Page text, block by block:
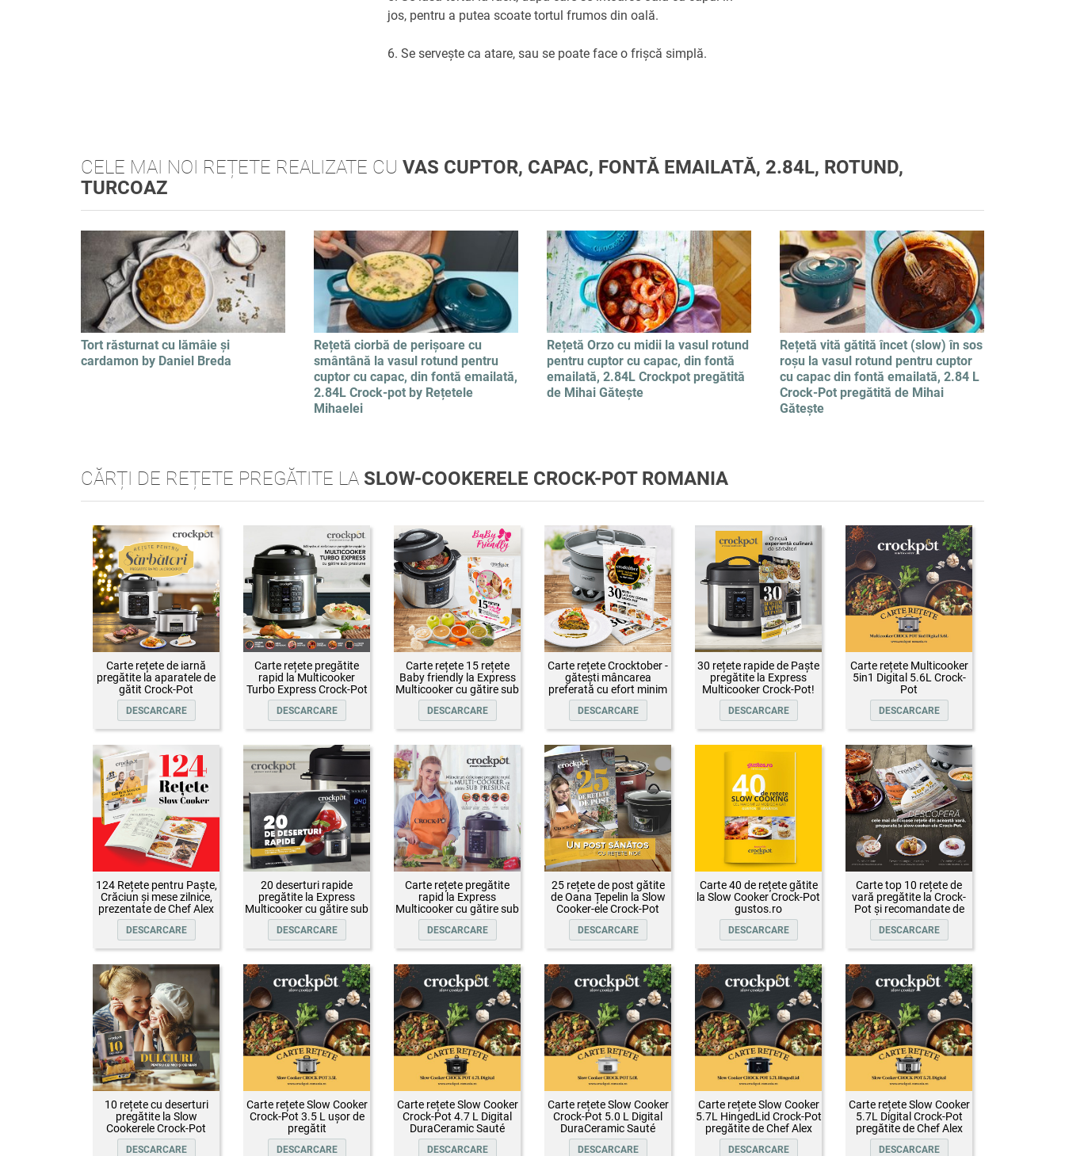
jos, pentru a putea scoate tortul frumos din oală.
6. Se servește ca atare, sau se poate face o frișcă simplă.
CELE MAI NOI REȚETE REALIZATE CU VAS CUPTOR, CAPAC, FONTĂ EMAILATĂ, 2.84L, ROTUND,
TURCOAZ
Tort răsturnat cu lămâie și
cardamon by Daniel Breda
Rețetă ciorbă de perișoare cu
smântână la vasul rotund pentru
cuptor cu capac, din fontă emailată,
2.84L Crock-pot by Rețetele
Mihaelei
Rețetă Orzo cu midii la vasul rotund
pentru cuptor cu capac, din fontă
emailată, 2.84L Crockpot pregătită
de Mihai Gătește
Rețetă vită gătită încet (slow) în sos
roșu la vasul rotund pentru cuptor
cu capac din fontă emailată, 2.84 L
Crock-Pot pregătită de Mihai
Gătește
CĂRȚI DE REȚETE PREGĂTITE LA SLOW-COOKERELE CROCK-POT ROMANIA
Carte rețete de iarnă
pregătite la aparatele de
gătit Crock-Pot
DESCARCARE
Carte rețete pregătite
rapid la Multicooker
Turbo Express Crock-Pot
DESCARCARE
Carte rețete 15 rețete
Baby friendly la Express
Multicooker cu gătire sub
presiune Crock-Pot
DESCARCARE
Carte rețete Crocktober -
gătești mâncarea
preferată cu efort minim
DESCARCARE
30 rețete rapide de Paște
pregătite la Express
Multicooker Crock-Pot!
DESCARCARE
Carte rețete Multicooker
5in1 Digital 5.6L Crock-
Pot
DESCARCARE
124 Rețete pentru Paște,
Crăciun și mese zilnice,
prezentate de Chef Alex
Cîrțu și invitații săi
DESCARCARE
20 deserturi rapide
pregătite la Express
Multicooker cu gătire sub
presiune Crock-Pot
DESCARCARE
Carte rețete pregătite
rapid la Express
Multicooker cu gătire sub
presiune Crock-Pot
DESCARCARE
25 rețete de post gătite
de Oana Țepelin la Slow
Cooker-ele Crock-Pot
DESCARCARE
Carte 40 de rețete gătite
la Slow Cooker Crock-Pot
gustos.ro
DESCARCARE
Carte top 10 rețete de
vară pregătite la Crock-
Pot și recomandate de
Oana Țepelin
DESCARCARE
10 rețete cu deserturi
pregătite la Slow
Cookerele Crock-Pot
DESCARCARE
Carte rețete Slow Cooker
Crock-Pot 3.5 L ușor de
pregătit
DESCARCARE
Carte rețete Slow Cooker
Crock-Pot 4.7 L Digital
DuraCeramic Sauté
DESCARCARE
Carte rețete Slow Cooker
Crock-Pot 5.0 L Digital
DuraCeramic Sauté
DESCARCARE
Carte rețete Slow Cooker
5.7L HingedLid Crock-Pot
pregătite de Chef Alex
Cîrțu
DESCARCARE
Carte rețete Slow Cooker
5.7L Digital Crock-Pot
pregătite de Chef Alex
Cîrțu
DESCARCARE